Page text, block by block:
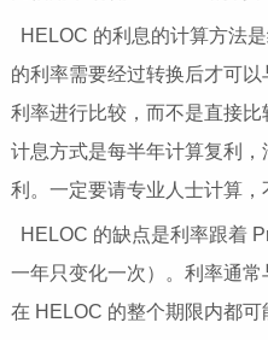
HELOC 的利息的计算方法
的利率需要经过转换后才可
利率进行比较，而不是直接
计息方式是每半年计算复利
利。一定要请专业人士计算，
HELOC 的缺点是利率跟着
一年只变化一次）。利率通常
在 HELOC 的整个期限内都可